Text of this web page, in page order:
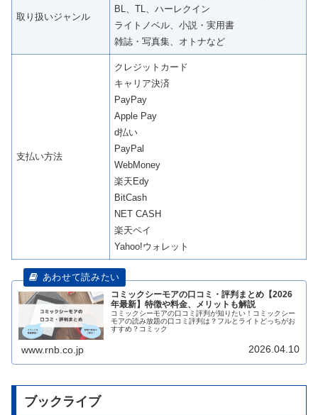
取り扱いジャンル
BL、TL、ハーレクイン
ライトノベル、小説・実用書
雑誌・写真集、オトナなど
支払い方法
クレジットカード
キャリア決済
PayPay
Apple Pay
d払い
PayPal
WebMoney
楽天Edy
BitCash
NET CASH
楽天ペイ
Yahoo!ウォレット
コミックシーモアの口コミ・評判まとめ【2026
年最新】特徴や料金、メリットも解説
コミックシーモアの口コミ評判が知りたい！コミックシー
モアの読み放題の口コミ評判は？フルとライトどっちがお
すすめ？コミック
www.rnb.co.jp 2026.04.10
ブックライブ